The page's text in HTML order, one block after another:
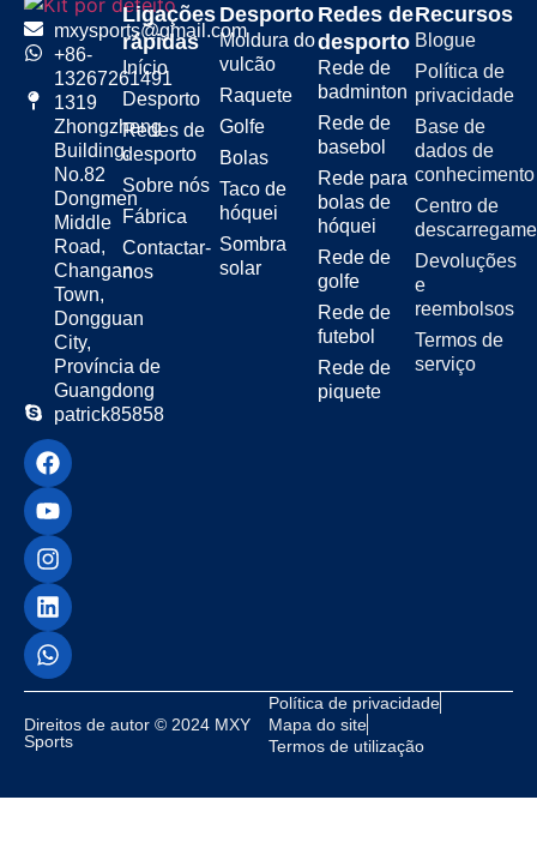
mxysports@gmail.com
+86-
13267261491
1319
Zhongzheng
Building,
No.82
Dongmen
Middle
Road,
Changan
Town,
Dongguan
City,
Província de
Guangdong
patrick85858
Ligações
rápidas
Início
Desporto
Redes de
desporto
Sobre nós
Fábrica
Contactar-
nos
Desporto
Moldura do
vulcão
Raquete
Golfe
Bolas
Taco de
hóquei
Sombra
solar
Redes de
desporto
Rede de
badminton
Rede de
basebol
Rede para
bolas de
hóquei
Rede de
golfe
Rede de
futebol
Rede de
piquete
Recursos
Blogue
Política de
privacidade
Base de
dados de
conhecimento
Centro de
Devoluções
e
reembolsos
Termos de
serviço
Direitos de autor © 2024 MXY
Sports
Política de privacidade
Mapa do site
Termos de utilização